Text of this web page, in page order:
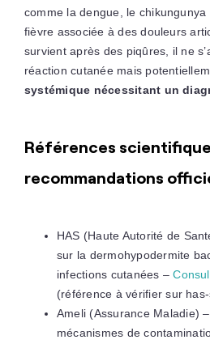
comme la dengue, le
fièvre associée à des douleurs
survient après des piqûres, il ne
réaction cutanée mais
systémique nécessitant un
Références
recommandations
HAS (Haute Autorité de
sur la dermohypodermite
infections cutanées –
(référence à vérifier sur
Ameli (Assurance Maladie)
mécanismes de